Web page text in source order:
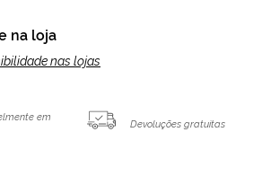
na loja
nas lojas
em
Devoluções gratuitas